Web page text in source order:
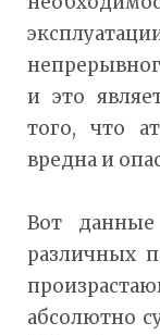
и это
того, что
вредна и
Вот
различных
абсолютно